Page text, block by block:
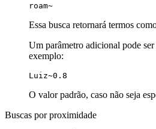
roam~
Essa busca retornará termos
Um parâmetro adicional pode
exemplo:
Luiz~0.8
O valor padrão, caso não seja
Buscas por proximidade